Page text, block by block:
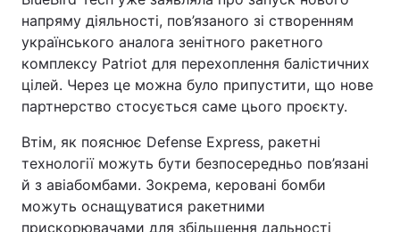
напряму діяльності, пов’язаного зі створенням
українського аналога зенітного ракетного
комплексу Patriot для перехоплення балістичних
цілей. Через це можна було припустити, що нове
партнерство стосується саме цього проєкту.
Втім, як пояснює Defense Express, ракетні
технології можуть бути безпосередньо пов’язані
й з авіабомбами. Зокрема, керовані бомби
можуть оснащуватися ракетними
прискорювачами для збільшення дальності